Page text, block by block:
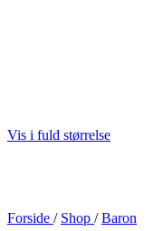
Vis i fuld størrelse
Forside / Shop / Baron